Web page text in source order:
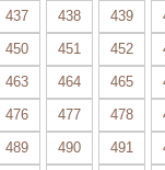
437 438 439
450 451 452
463 464 465
476 477 478
489 490 491